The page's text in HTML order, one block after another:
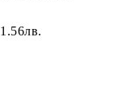
1.56лв.